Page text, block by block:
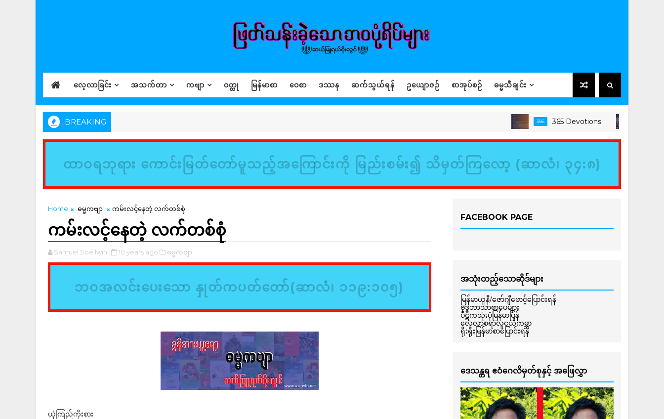
လေ့လာခြင်း အသက်တာ ကဗျာ ဝတ္ထု မြန်မာစာ ဝေစာ ဒဿန ဆက်သွယ်ရန် ဥယျောဇဉ် စာအုပ်စဉ် ဓမ္မသီချင်း
BREAKING 356 365 Devotions
ထာဝရဘုရား ကောင်းမြတ်တော်မူသည့်အကြောင်းကို မြည်းစမ်း၍ သိမှတ်ကြလော့ (ဆာလံ၊ ၃၄:၈)
Home ဓမ္မကဗျာ ကမ်းလင့်နေတဲ့ လက်တစ်စုံ
ကမ်းလင့်နေတဲ့ လက်တစ်စုံ
Samuel Soe lwin 10 years ago ဓမ္မကဗျာ,
ဘဝအလင်းပေးသော နှုတ်ကပတ်တော်(ဆာလံ၊ ၁၁၉:၁၀၅)
ယုံကြည်ကိုးစား
FACEBOOK PAGE
အသုံးတည့်သောဆိုဒ်များ
မြန်မာယူနီ/ဇော်ဂျီဖောင့်ပြောင်းရန်
ဗုဒ္ဓဘာသာစာပေများ
ပိဋကသုံးပုံမြန်မာပြန်
လေ့လာစရာလူငယ်ကမ္ဘာ
ရိုးရိုးမြန်မာစာပြောင်းရန်
ဒေသန္တရ ဧဝံဂေလိမှတ်စုနှင့် အဖြေလွှာ